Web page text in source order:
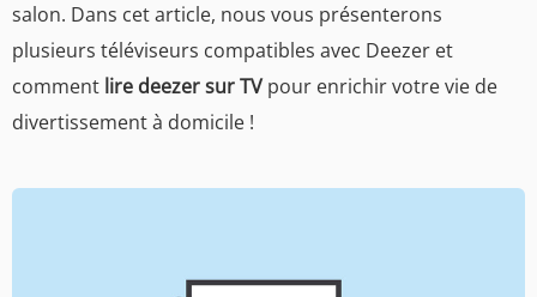
salon. Dans cet article, nous vous présenterons
plusieurs téléviseurs compatibles avec Deezer et
comment lire deezer sur TVpour enrichir votre vie de
divertissement à domicile !